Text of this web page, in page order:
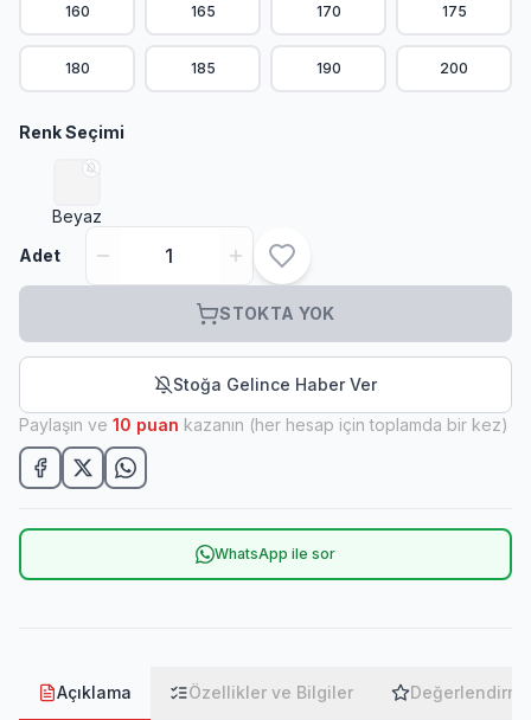
160 165 170 175
180 185 190 200
Renk Seçimi
Beyaz
Adet
STOKTA YOK
Stoğa Gelince Haber Ver
Paylaşın ve 10 puan kazanın (her hesap için toplamda bir kez)
WhatsApp ile sor
Açıklama Özellikler ve Bilgiler